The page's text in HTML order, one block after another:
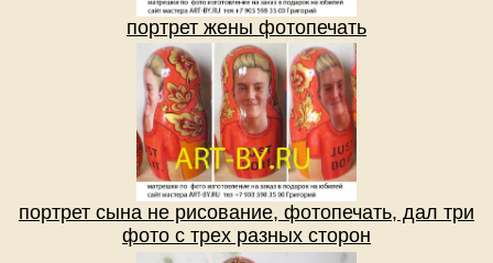
портрет жены фотопечать
портрет сына не рисование, фотопечать, дал три
фото с трех разных сторон